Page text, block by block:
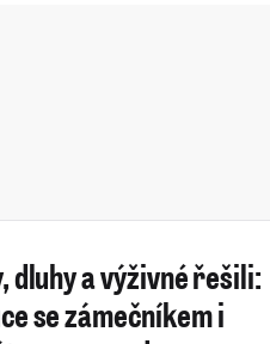
dluhy a výživné řešili:
se zámečníkem i